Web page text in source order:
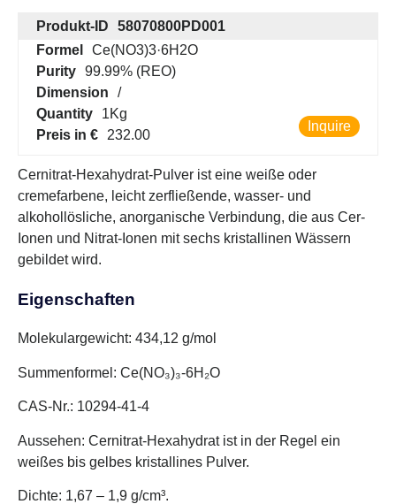
Produkt-ID
58070800PD001
Formel
Ce(NO3)3·6H2O
Purity 99.99% (REO)
Dimension
/
Quantity
1Kg
Preis in €
232.00
Inquire
Cernitrat-Hexahydrat-Pulver ist eine weiße oder
cremefarbene, leicht zerfließende, wasser- und
alkohollösliche, anorganische Verbindung, die aus Cer-
Ionen und Nitrat-Ionen mit sechs kristallinen Wässern
gebildet wird.
Eigenschaften
Molekulargewicht: 434,12 g/mol
Summenformel: Ce(NO₃)₃-6H₂O
CAS-Nr.: 10294-41-4
Aussehen: Cernitrat-Hexahydrat ist in der Regel ein
weißes bis gelbes kristallines Pulver.
Dichte: 1,67 – 1,9 g/cm³.